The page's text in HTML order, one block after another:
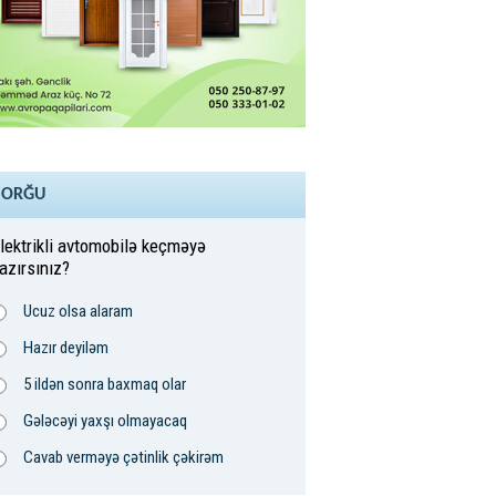
avtomobilə keçməyə
Ucuz olsa alaram
Hazır deyiləm
5 ildən sonra baxmaq olar
Gələcəyi yaxşı olmayacaq
Cavab verməyə çətinlik çəkirəm